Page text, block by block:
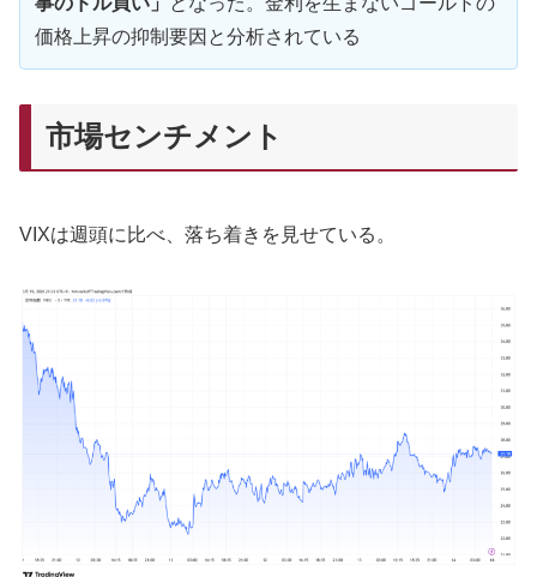
価格上昇の抑制要因と分析されている
市場センチメント
VIXは週頭に比べ、落ち着きを見せている。